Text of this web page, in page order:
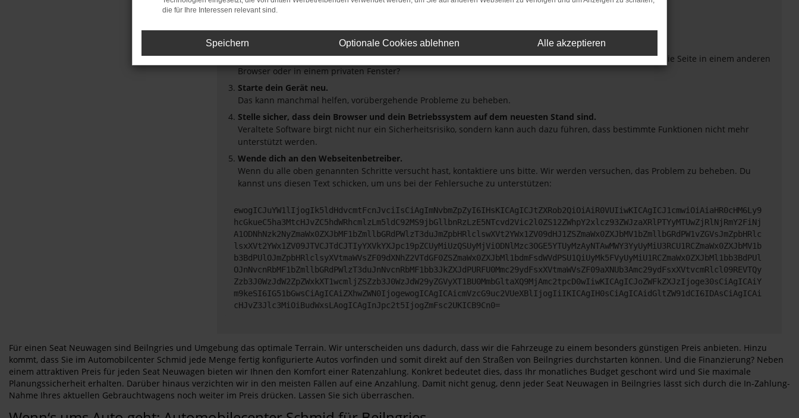
Laden andere Webseiten, zum Beispiel deine Suchmaschine?
Prüfe deine Browsererweiterungen.
Manche Erweiterungen, wie Werbeblocker, können das Laden bestimmter Seiten verhindern. Funktioniert die Seite in einem anderen
Browser oder in einem privaten Fenster?
Starte dein Gerät neu.
Das kann manchmal helfen, vorübergehende Probleme zu beheben.
Stelle sicher, dass dein Browser und dein Betriebssystem auf dem neuesten Stand sind.
Veraltete Software birgt nicht nur ein Sicherheitsrisiko, sondern kann auch dazu führen, dass bestimmte Funktionen nicht mehr
unterstützt werden.
Wende dich an den Webseitenbetreiber.
Wenn du alle oben genannten Schritte versucht hast, kontaktiere uns bitte. Wir werden versuchen, das Problem zu beheben. Du
kannst uns diesen Text schicken, um uns bei der Fehlersuche zu unterstützen:
ewogICJuYW1lIjogIk5ldHdvcmtFcnJvciIsCiAgImNvbmZpZyI6IHsKICAgICJtZXRob2QiOiAiR0VUIiwKICAgICJ1cmwiOiAiaHR0cHM6Ly9
hcGkueC5ha3MtcHJvZC5hdWRhcmlzLm5ldC92MS9jbGllbnRzLzE5NTcvd2Vic2l0ZS12ZWhpY2xlcz93ZWJzaXRlPTYyMTUwZjRlNjRmY2FiNj
A1ODNhNzk2NyZmaWx0ZXJbMF1bZmllbGRdPWlzT3duJmZpbHRlclswXVt2YWx1ZV09dHJ1ZSZmaWx0ZXJbMV1bZmllbGRdPW1vZGVsJmZpbHRlc
lsxXVt2YWx1ZV09JTVCJTdCJTIyYXVkYXJpc19pZCUyMiUzQSUyMjViODNlMzc3OGE5YTUyMzAyNTAwMWY3YyUyMiU3RCU1RCZmaWx0ZXJbMV1b
b3BdPUlOJmZpbHRlclsyXVtmaWVsZF09dXNhZ2VTdGF0ZSZmaWx0ZXJbMl1bdmFsdWVdPSU1QiUyMk5FVyUyMiU1RCZmaWx0ZXJbMl1bb3BdPUl
OJnNvcnRbMF1bZmllbGRdPWlzT3duJnNvcnRbMF1bb3JkZXJdPURFU0Mmc29ydFsxXVtmaWVsZF09aXNUb3Amc29ydFsxXVtvcmRlcl09REVTQy
Zzb3J0WzJdW2ZpZWxkXT1wcmljZSZzb3J0WzJdW29yZGVyXT1BU0MmbGltaXQ9MjAmc2tpcD0wIiwKICAgICJoZWFkZXJzIjoge30sCiAgICAiY
m9keSI6IG51bGwsCiAgICAiZXhwZWN0IjogewogICAgICAicmVzcG9uc2VUeXBlIjogIiIKICAgIH0sCiAgICAidGltZW91dCI6IDAsCiAgICAi
cHJvZ3Jlc3MiOiBudWxsLAogICAgInJpc2t5IjogZmFsc2UKICB9Cn0=
Für einen Seat Neuwagen sind Beilngries und Umgebung das optimale Terrain. Wir unterscheiden uns dadurch, dass wir die Fahrzeuge zu einem besonders günstigen Preis anbieten. Hinzu
kommt, dass Sie im Automobilcenter Schmid jede Menge fertig konfigurierte Autos vorfinden und somit direkt auf den Straßen von Beilngries durchstarten können. Und die Finanzierung? Neben
einem attraktiven Preis für jeden Seat Neuwagen bieten wir Ihnen den Komfort einer Ratenzahlung. Konkret bedeutet dies, dass Ihr monatliches Budget geschont wird und Sie maximale
Planungssicherheit erhalten. Darüber hinaus verzichten wir in den meisten Fällen auf eine Anzahlung. Damit nicht genug, denn jeder Seat Neuwagen in Beilngries lässt sich durch die In-Zahlung-
Nahme Ihres aktuellen Gebrauchtwagens noch weiter im Preis drücken. Lassen Sie sich überraschen.
die für Ihre Interessen relevant sind.
Speichern Optionale Cookies ablehnen Alle akzeptieren